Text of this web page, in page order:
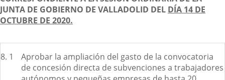
JUNTA DE GOBIERNO DE VALLADOLID DEL DÍA 14 DE
OCTUBRE DE 2020.
8. 1
Aprobar la ampliación del gasto de la convocatoria
de concesión directa de subvenciones a trabajadores